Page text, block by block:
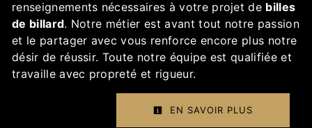
renseignements nécessaires à votre projet de billes
de billard. Notre métier est avant tout notre passion
et le partager avec vous renforce encore plus notre
désir de réussir. Toute notre équipe est qualifiée et
travaille avec propreté et rigueur.
EN SAVOIR PLUS